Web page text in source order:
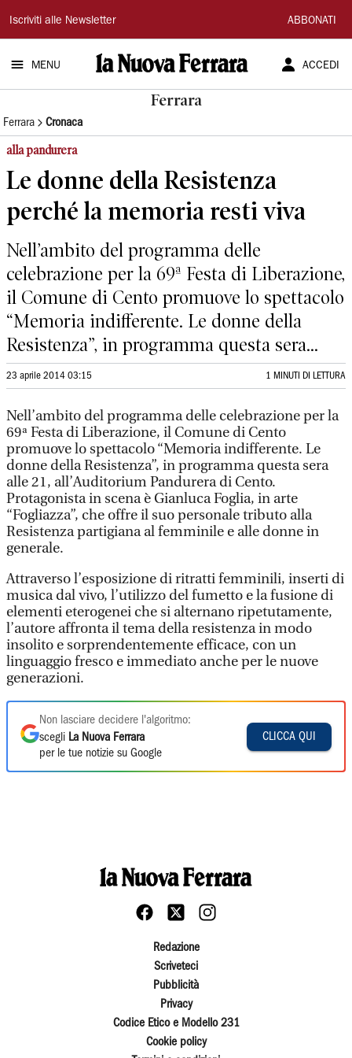
La
Nuova
Ferrara
Iscriviti alle Newsletter ABBONATI
MENU ACCEDI
Ferrara
Ferrara Cronaca
alla pandurera
Le donne della Resistenza
perché la memoria resti viva
Nell’ambito del programma delle
celebrazione per la 69ª Festa di Liberazione,
il Comune di Cento promuove lo spettacolo
“Memoria indifferente. Le donne della
Resistenza”, in programma questa sera...
23 aprile 2014 03:15 1 MINUTI DI LETTURA
Nell’ambito del programma delle celebrazione per la
69ª Festa di Liberazione, il Comune di Cento
promuove lo spettacolo “Memoria indifferente. Le
donne della Resistenza”, in programma questa sera
alle 21, all’Auditorium Pandurera di Cento.
Protagonista in scena è Gianluca Foglia, in arte
“Fogliazza”, che offre il suo personale tributo alla
Resistenza partigiana al femminile e alle donne in
generale.
Attraverso l’esposizione di ritratti femminili, inserti di
musica dal vivo, l’utilizzo del fumetto e la fusione di
elementi eterogenei che si alternano ripetutamente,
l’autore affronta il tema della resistenza in modo
insolito e sorprendentemente efficace, con un
linguaggio fresco e immediato anche per le nuove
generazioni.
Non lasciare decidere l'algoritmo:
scegli La Nuova Ferrara
per le tue notizie su Google
CLICCA QUI
Redazione
Scriveteci
Pubblicità
Privacy
Codice Etico e Modello 231
Cookie policy